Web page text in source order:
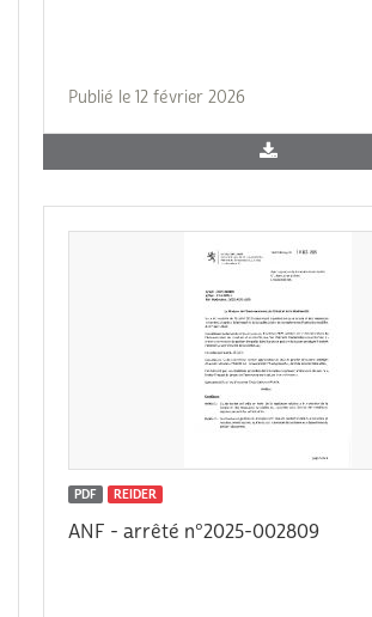
Publié le 12 février 2026
PDF REIDER
ANF - arrêté n°2025-002809